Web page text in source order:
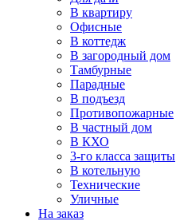
В квартиру
Офисные
В коттедж
В загородный дом
Тамбурные
Парадные
В подъезд
Противопожарные
В частный дом
В КХО
3-го класса защиты
В котельную
Технические
Уличные
На заказ